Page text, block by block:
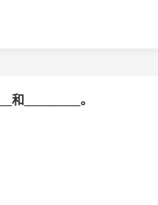
和_________。